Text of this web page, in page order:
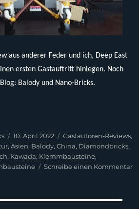
aus anderer Feder und ich, Deep East
ersten Gastauftritt hinlegen. Noch
Balody und Nano-Bricks.
Bell Tower“
Veröffentlicht
am
10. April 2022 Kategorien
Gastautoren-Reviews,
,Asien, Balody,China, Diamondbricks,
, Kawada, Klemmbausteine,
Schreibe einen Kommentar